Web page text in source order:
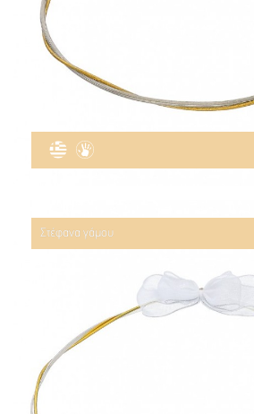
Στέφανα γάμου